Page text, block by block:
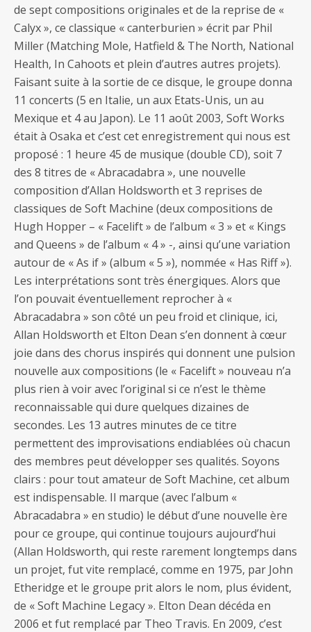
de sept compositions originales et de la reprise de «
Calyx », ce classique « canterburien » écrit par Phil
Miller (Matching Mole, Hatfield & The North, National
Health, In Cahoots et plein d’autres autres projets).
Faisant suite à la sortie de ce disque, le groupe donna
11 concerts (5 en Italie, un aux Etats-Unis, un au
Mexique et 4 au Japon). Le 11 août 2003, Soft Works
était à Osaka et c’est cet enregistrement qui nous est
proposé : 1 heure 45 de musique (double CD), soit 7
des 8 titres de « Abracadabra », une nouvelle
composition d’Allan Holdsworth et 3 reprises de
classiques de Soft Machine (deux compositions de
Hugh Hopper – « Facelift » de l’album « 3 » et « Kings
and Queens » de l’album « 4 » -, ainsi qu’une variation
autour de « As if » (album « 5 »), nommée « Has Riff »).
Les interprétations sont très énergiques. Alors que
l’on pouvait éventuellement reprocher à «
Abracadabra » son côté un peu froid et clinique, ici,
Allan Holdsworth et Elton Dean s’en donnent à cœur
joie dans des chorus inspirés qui donnent une pulsion
nouvelle aux compositions (le « Facelift » nouveau n’a
plus rien à voir avec l’original si ce n’est le thème
reconnaissable qui dure quelques dizaines de
secondes. Les 13 autres minutes de ce titre
permettent des improvisations endiablées où chacun
des membres peut développer ses qualités. Soyons
clairs : pour tout amateur de Soft Machine, cet album
est indispensable. Il marque (avec l’album «
Abracadabra » en studio) le début d’une nouvelle ère
pour ce groupe, qui continue toujours aujourd’hui
(Allan Holdsworth, qui reste rarement longtemps dans
un projet, fut vite remplacé, comme en 1975, par John
Etheridge et le groupe prit alors le nom, plus évident,
de « Soft Machine Legacy ». Elton Dean décéda en
2006 et fut remplacé par Theo Travis. En 2009, c’est